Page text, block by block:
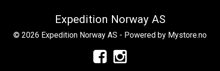
Expedition Norway AS
© 2026 Expedition Norway AS - Powered by Mystore.no